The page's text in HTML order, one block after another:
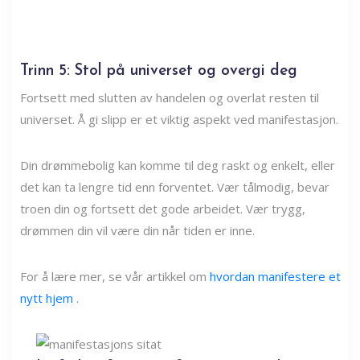
Trinn 5: Stol på universet og overgi deg
Fortsett med slutten av handelen og overlat resten til
universet. Å gi slipp er et viktig aspekt ved manifestasjon.
Din drømmebolig kan komme til deg raskt og enkelt, eller
det kan ta lengre tid enn forventet. Vær tålmodig, bevar
troen din og fortsett det gode arbeidet. Vær trygg,
drømmen din vil være din når tiden er inne.
For å lære mer, se vår artikkel om hvordan manifestere et
nytt hjem .